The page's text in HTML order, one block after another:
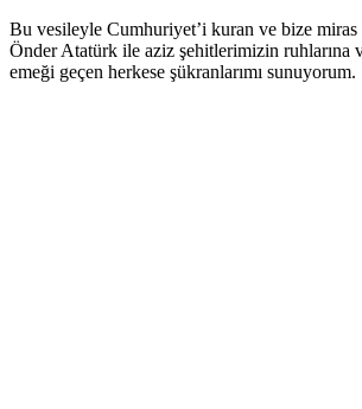
Bu vesileyle Cumhuriyet’i kuran ve bize miras
Önder Atatürk ile aziz şehitlerimizin ruhlarına
emeği geçen herkese şükranlarımı sunuyorum.